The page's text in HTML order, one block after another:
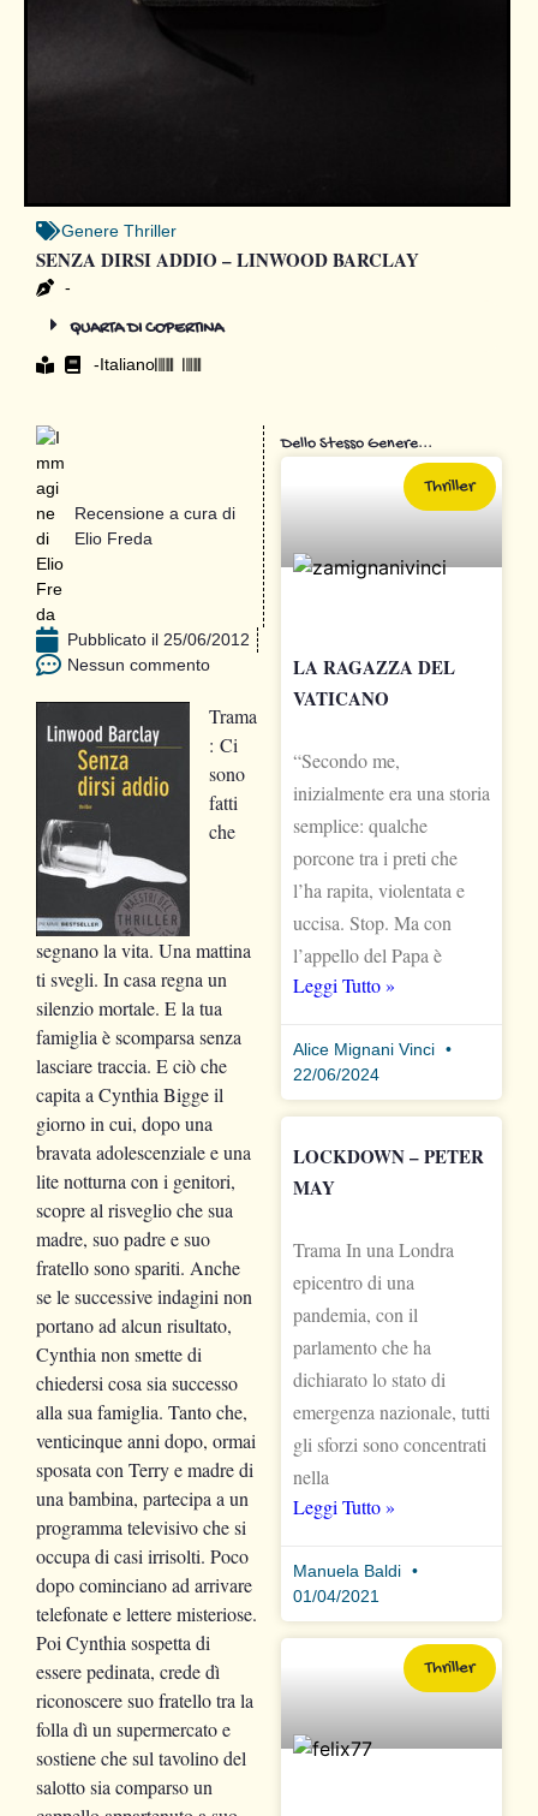
Genere Thriller
SENZA DIRSI ADDIO – LINWOOD BARCLAY
-
QUARTA DI COPERTINA
-Italiano
Recensione a cura di
Elio Freda
Pubblicato il 25/06/2012
Nessun commento
Trama
: Ci
sono
fatti
che
segnano la vita. Una mattina
ti svegli. In casa regna un
silenzio mortale. E la tua
famiglia è scomparsa senza
lasciare traccia. E ciò che
capita a Cynthia Bigge il
giorno in cui, dopo una
bravata adolescenziale e una
lite notturna con i genitori,
scopre al risveglio che sua
madre, suo padre e suo
fratello sono spariti. Anche
se le successive indagini non
portano ad alcun risultato,
Cynthia non smette di
chiedersi cosa sia successo
alla sua famiglia. Tanto che,
venticinque anni dopo, ormai
sposata con Terry e madre di
una bambina, partecipa a un
programma televisivo che si
occupa di casi irrisolti. Poco
dopo cominciano ad arrivare
telefonate e lettere misteriose.
Poi Cynthia sospetta di
essere pedinata, crede dì
riconoscere suo fratello tra la
folla dì un supermercato e
sostiene che sul tavolino del
salotto sia comparso un
Dello Stesso Genere...
Thriller
LA RAGAZZA DEL
VATICANO
“Secondo me,
inizialmente era una storia
semplice: qualche
porcone tra i preti che
l’ha rapita, violentata e
uccisa. Stop. Ma con
l’appello del Papa è
Leggi Tutto »
Alice Mignani Vinci
22/06/2024
LOCKDOWN – PETER
MAY
Trama In una Londra
epicentro di una
pandemia, con il
parlamento che ha
dichiarato lo stato di
emergenza nazionale, tutti
gli sforzi sono concentrati
nella
Leggi Tutto »
Manuela Baldi
01/04/2021
Thriller